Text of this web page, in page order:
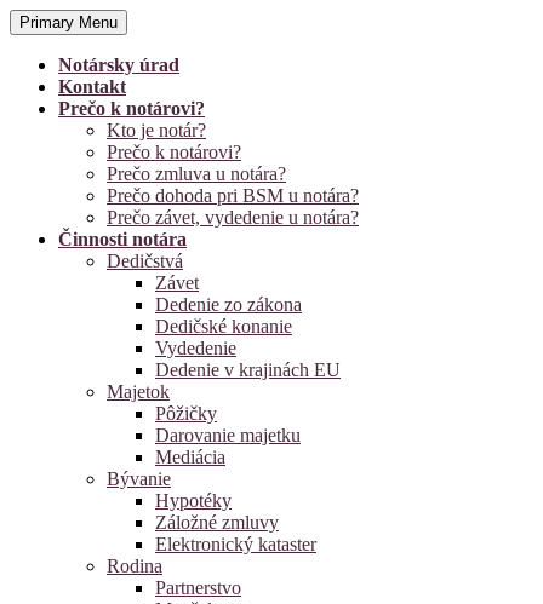
Skip
to
content
Notársky úrad Trebišov
JUDr. Ľubica Timčová
Primary Menu
Notársky úrad
Kontakt
Prečo k notárovi?
Kto je notár?
Prečo k notárovi?
Prečo zmluva u notára?
Prečo dohoda pri BSM u notára?
Prečo závet, vydedenie u notára?
Činnosti notára
Dedičstvá
Závet
Dedenie zo zákona
Dedičské konanie
Vydedenie
Dedenie v krajinách EU
Majetok
Pôžičky
Darovanie majetku
Mediácia
Bývanie
Hypotéky
Záložné zmluvy
Elektronický kataster
Rodina
Partnerstvo